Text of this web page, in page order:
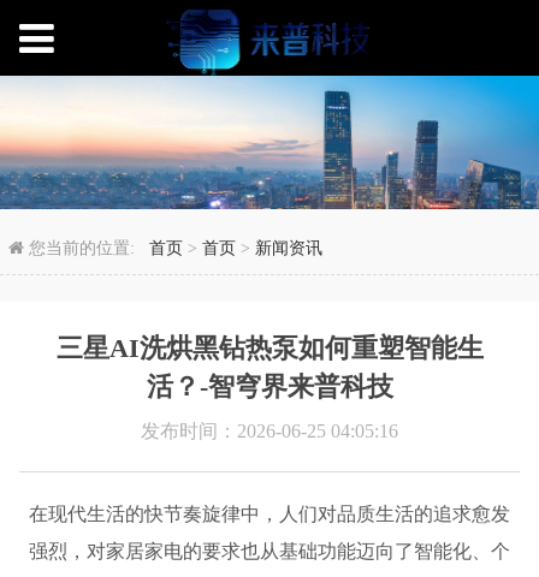
三星AI洗烘黑钻热泵如
您当前的位置:首页 >首页 > 新闻资讯
三星AI洗烘黑钻热泵如何重塑智能生
活？-智穹界来普科技
发布时间：2026-06-25 04:05:16
在现代生活的快节奏旋律中，人们对品质生活的追求愈发
强烈，对家居家电的要求也从基础功能迈向了智能化、个